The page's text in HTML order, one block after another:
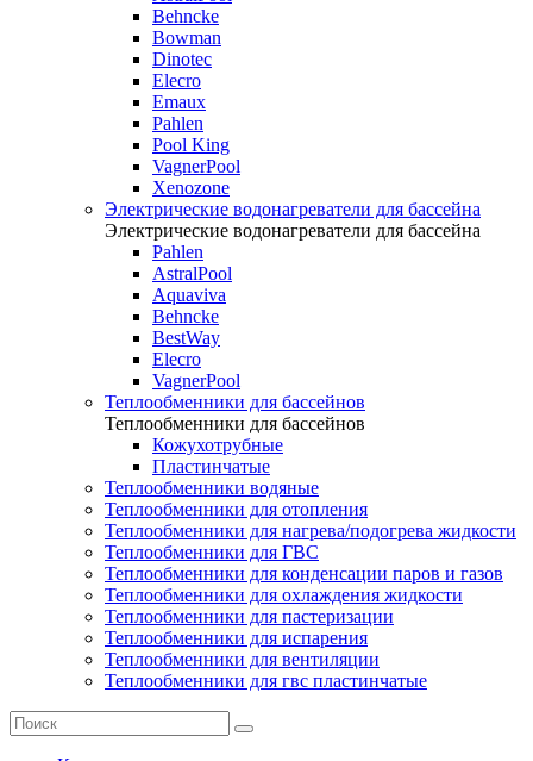
Behncke
Bowman
Dinotec
Elecro
Emaux
Pahlen
Pool King
VagnerPool
Xenozone
Электрические водонагреватели для бассейна
Электрические водонагреватели для бассейна
Pahlen
AstralPool
Aquaviva
Behncke
BestWay
Elecro
VagnerPool
Теплообменники для бассейнов
Теплообменники для бассейнов
Кожухотрубные
Пластинчатые
Теплообменники водяные
Теплообменники для отопления
Теплообменники для нагрева/подогрева жидкости
Теплообменники для ГВС
Теплообменники для конденсации паров и газов
Теплообменники для охлаждения жидкости
Теплообменники для пастеризации
Теплообменники для испарения
Теплообменники для вентиляции
Теплообменники для гвс пластинчатые